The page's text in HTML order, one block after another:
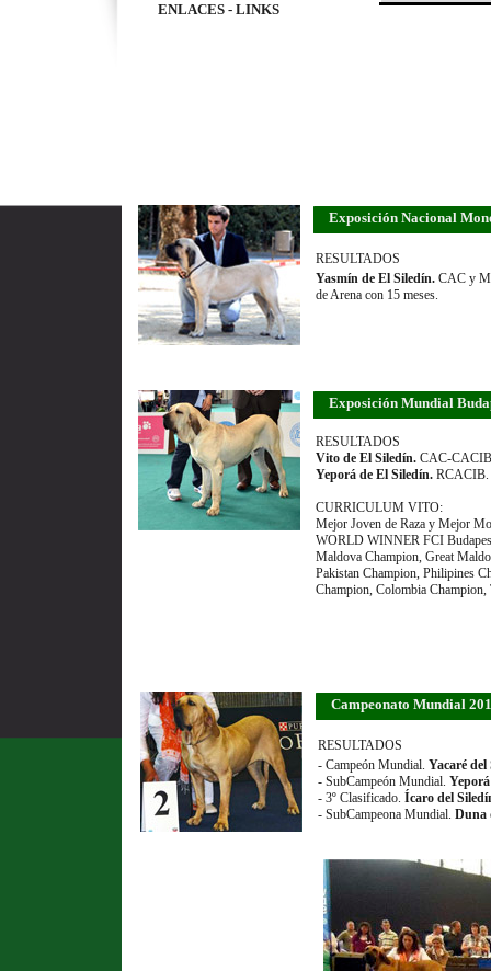
ENLACES - LINKS
Exposición Nacional
RESULTADOS
Yasmín de El Siledín. CAC y
de Arena con 15 meses.
Exposición Mundial
RESULTADOS
Vito de El Siledín. CAC-
Yeporá de El Siledín. RCACIB.
CURRICULUM VITO:
Mejor Joven de Raza y Mejor
WORLD WINNER FCI
Maldova Champion, Great
Pakistan Champion, Philipines
Champion, Colombia Champion,
Campeonato Mundial
RESULTADOS
- Campeón Mundial. Yacaré del
- SubCampeón Mundial.
- 3º Clasificado. Ícaro del
- SubCampeona Mundial. Duna